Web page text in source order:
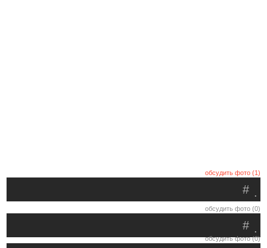
обсудить фото (1)
.
#
обсудить фото (0)
.
#
обсудить фото (0)